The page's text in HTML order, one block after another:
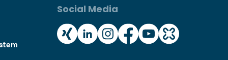
Social Media